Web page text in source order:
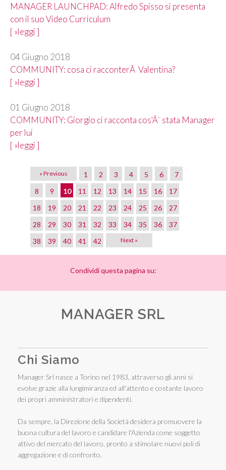
MANAGER LAUNCHPAD: Alfredo Spisso si presenta
con il suo Video Curriculum
[ »leggi ]
04 Giugno 2018
COMMUNITY: cosa ci racconterÃ Valentina?
[ »leggi ]
01 Giugno 2018
COMMUNITY: Giorgio ci racconta cos'Ã¨ stata Manager
per lui
[ »leggi ]
« Previous 1 2 3 4 5 6
7
8
9 10 11 12 13 14 15 16
17
18
19 20 21 22 23 24 25 26
27
28
29 30 31 32 33 34 35 36
37
38
39 40 41 42 Next »
Condividi questa pagina su:
MANAGER SRL
Chi Siamo
Manager Srl nasce a Torino nel 1983, attraverso gli anni si
evolve grazie alla lungimiranza ed all'attento e costante lavoro
dei propri amministratori e dipendenti.
Da sempre, la Direzione della Società desidera promuovere la
buona cultura del lavoro e candidare l'Azienda come soggetto
attivo del mercato del lavoro, pronto a stimolare nuovi poli di
aggregazione e di confronto.